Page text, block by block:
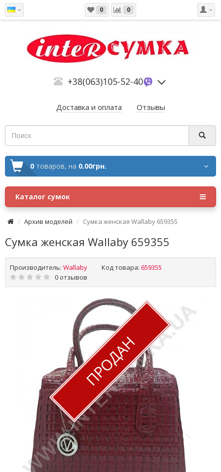
0 0
+38(063)105-52-40
Доставка и оплата Отзывы
0 товаров, на 0.00грн.
Каталог сумок
Архив моделей Сумка женская Wallaby 659355
Сумка женская Wallaby 659355
Производитель: Wallaby Код товара: 659355
0 отзывов
ПРОДАН